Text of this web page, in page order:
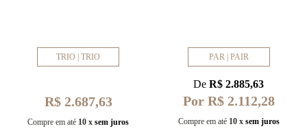
TRIO | TRIO
R$ 2.687,63
Compre em até 10 x sem juros
PAR | PAIR
DeR$ 2.885,63
Por R$ 2.112,28
Compre em até 10 x sem juros